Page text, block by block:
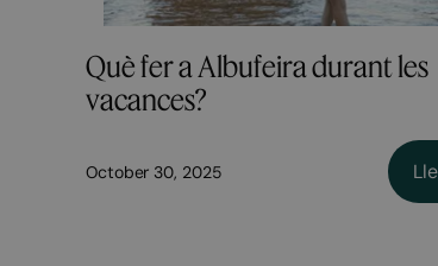
Què fer a Albufeira durant les
vacances?
October 30, 2025